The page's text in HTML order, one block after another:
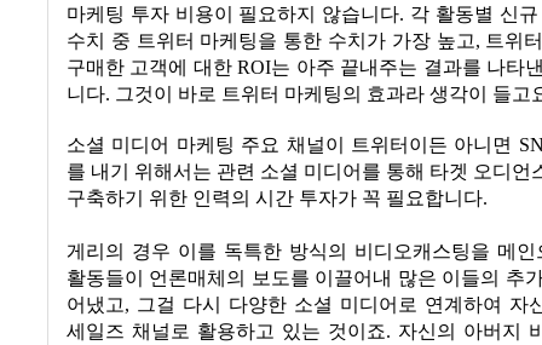
마케팅 투자 비용이 필요하지 않습니다. 각 활동별 신
수치 중 트위터 마케팅을 통한 수치가 가장 높고, 트위
구매한 고객에 대한ROI는 아주 끝내주는 결과를 나타
니다. 그것이 바로 트위터 마케팅의 효과라 생각이 들고
소셜 미디어 마케팅 주요 채널이 트위터이든 아니면
를 내기 위해서는 관련 소셜 미디어를 통해 타겟 오디언
구축하기 위한 인력의 시간 투자가 꼭 필요합니다.
게리의 경우 이를 독특한 방식의 비디오캐스팅을 메인
활동들이 언론매체의 보도를 이끌어내 많은 이들의 추
어냈고, 그걸 다시 다양한 소셜 미디어로 연계하여 자
세일즈 채널로 활용하고 있는 것이죠. 자신의 아버지